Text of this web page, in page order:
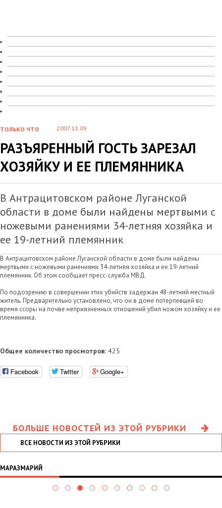
ТОЛЬКО ЧТО 2007.11.09
РАЗЪЯРЕННЫЙ ГОСТЬ ЗАРЕЗАЛ
ХОЗЯЙКУ И ЕЕ ПЛЕМЯННИКА
В Антрацитовском районе Луганской
области в доме были найдены мертвыми с
ножевыми ранениями 34-летняя хозяйка и
ее 19-летний племянник
В Антрацитовском районе Луганской области в доме были найдены
мертвыми с ножевыми ранениями 34-летняя хозяйка и ее 19-летний
племянник. Об этом сообщает пресс-служба МВД.
По подозрению в совершении этих убийств задержан 48-летний местный
житель. Предварительно установлено, что он в доме потерпевшей во
время ссоры на почве неприязненных отношений убил ножом хозяйку и ее
племянника.
Общее количество просмотров: 425
Facebook Twitter Google+
БОЛЬШЕ НОВОСТЕЙ ИЗ ЭТОЙ РУБРИКИ
ВСЕ НОВОСТИ ИЗ ЭТОЙ РУБРИКИ
МАРАЗМАРИЙ